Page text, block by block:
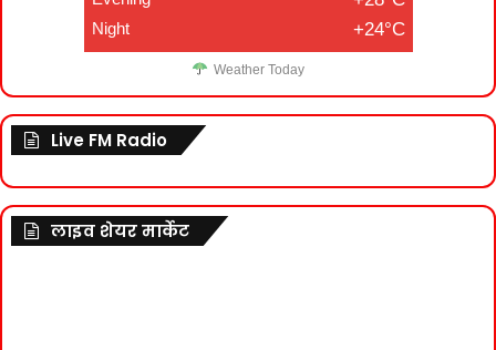
Night +24°C
Weather Today
Live FM Radio
लाइव शेयर मार्केट